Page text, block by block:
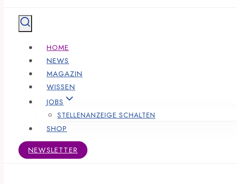
HOME
NEWS
MAGAZIN
WISSEN
JOBS
STELLENANZEIGE SCHALTEN
SHOP
NEWSLETTER